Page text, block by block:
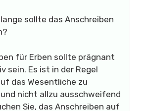
lange sollte das Anschreiben
für Erben sollte prägnant
sein. Es ist in der Regel
das Wesentliche zu
nicht allzu ausschweifend
Sie, das Anschreiben auf